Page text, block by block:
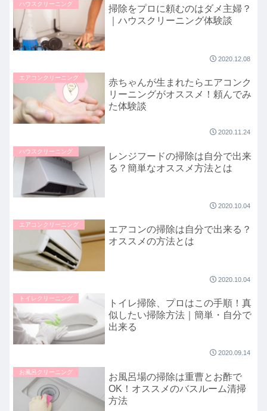
ハウスクリーニング
掃除をプロに頼むのはダメ主婦？
｜ハウスクリーニング体験談
2020.12.08
エアコンクリーニング
赤ちゃんが生まれたらエアコンク
リーニングがオススメ！頼んでみ
た体験談
2020.11.24
ハウスクリーニング
レンジフードの掃除は自分で出来
る？簡単なオススメ方法とは
2020.10.04
エアコンクリーニング
エアコンの掃除は自分で出来る？
オススメの方法とは
2020.10.04
トイレクリーニング
トイレ掃除、プロはこの手順！真
似したい掃除方法｜簡単・自分で
出来る
2020.09.14
お風呂クリーニング
お風呂場の掃除は重曹とお酢で
OK！オススメのバスルーム清掃
方法